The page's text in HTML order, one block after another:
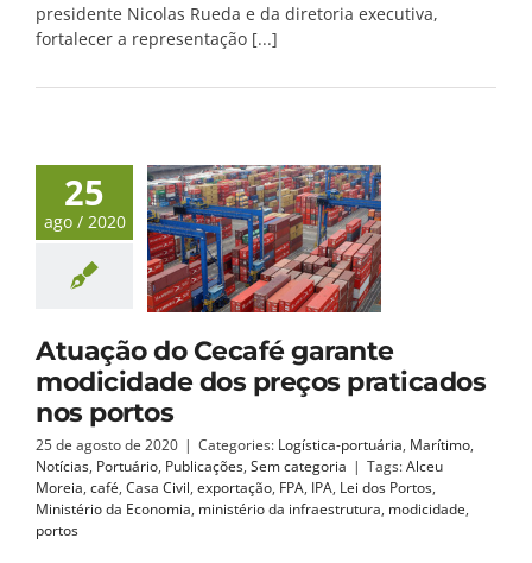
presidente Nicolas Rueda e da diretoria executiva,
fortalecer a representação [...]
25
ago / 2020
Atuação do Cecafé garante
modicidade dos preços praticados
nos portos
25 de agosto de 2020 | Categories: Logística-portuária, Marítimo,
Notícias, Portuário, Publicações, Sem categoria | Tags:Alceu
Moreia, café, Casa Civil, exportação, FPA, IPA, Lei dos Portos,
Ministério da Economia, ministério da infraestrutura, modicidade,
portos